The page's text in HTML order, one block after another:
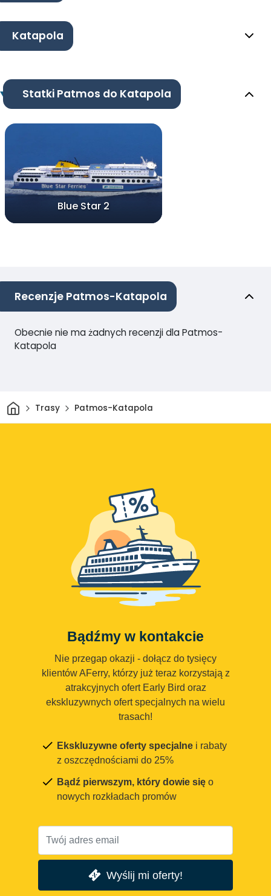
Katapola
Statki Patmos do Katapola
Blue Star 2
Recenzje Patmos-Katapola
Obecnie nie ma żadnych recenzji dla Patmos-
Katapola
DomTrasy Patmos-Katapola
Bądźmy w kontakcie
Nie przegap okazji - dołącz do tysięcy
klientów AFerry, którzy już teraz korzystają z
atrakcyjnych ofert Early Bird oraz
ekskluzywnych ofert specjalnych na wielu
trasach!
Ekskluzywne oferty specjalne i rabaty
z oszczędnościami do 25%
Bądź pierwszym, który dowie się o
nowych rozkładach promów
Wyślij mi oferty!